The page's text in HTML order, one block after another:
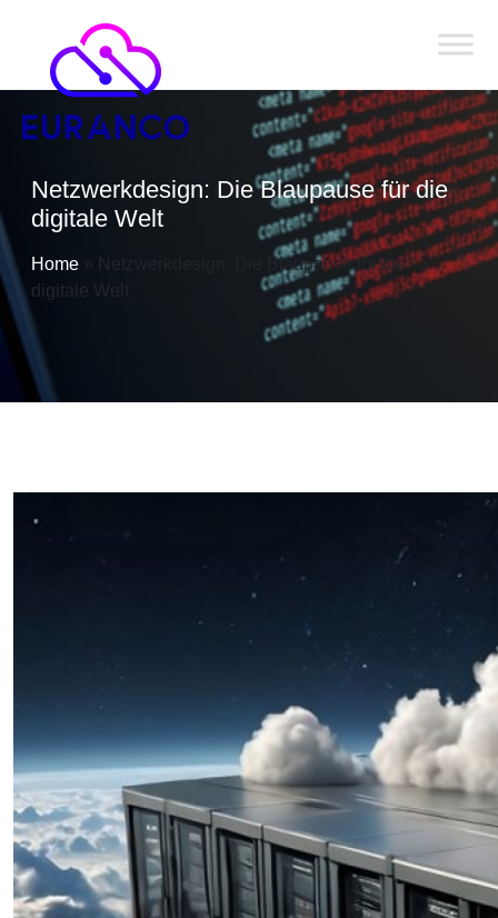
Netzwerkdesign: Die Blaupause für die
digitale Welt
Home »
Netzwerkdesign: Die Blaupause für die
digitale Welt